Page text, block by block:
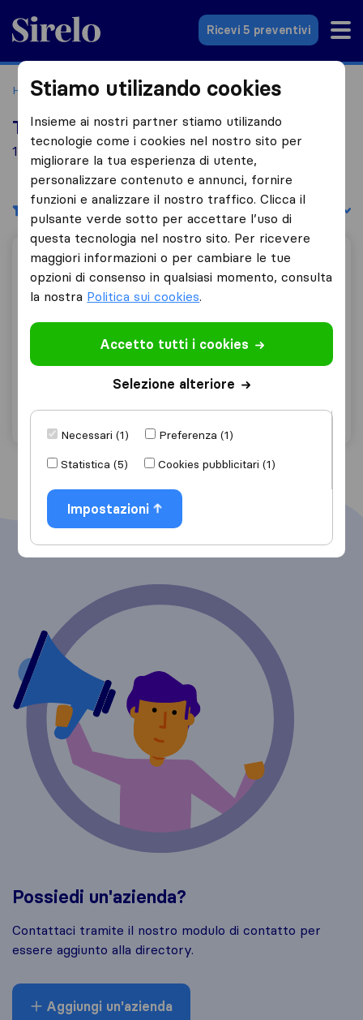
Sirelo.it
Ricevi 5 preventivi
Home Le 10 migliori aziende di traslochi in Italia
Top 10 traslocatori a Gallina
1 aziende di traslochi trovate a Gallina
Filtri Filtra per:
Af Traslochi
10,0 14
Af Traslochi
Gallina
Possiedi un'azienda?
Contattaci tramite il nostro modulo di contatto per
essere aggiunto alla directory.
Aggiungi un'azienda
Stiamo utilizando cookies
Insieme ai nostri partner stiamo utilizando
tecnologie come i cookies nel nostro sito per
migliorare la tua esperienza di utente,
personalizzare contenuto e annunci, fornire
funzioni e analizzare il nostro traffico. Clicca il
pulsante verde sotto per accettare l’uso di
questa tecnologia nel nostro sito. Per ricevere
maggiori informazioni o per cambiare le tue
opzioni di consenso in qualsiasi momento, consulta
la nostra Politica sui cookies.
Accetto tutti i cookies
Selezione alteriore
Necessari (1)
Preferenza (1)
Statistica (5)
Cookies pubblicitari (1)
Impostazioni